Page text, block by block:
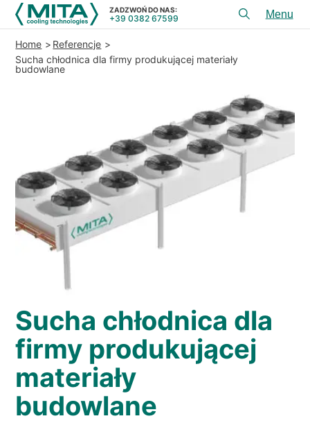
REFERENCJE
WIADOMOŚCI
KIM JESTEŚMY
ZRÓWNOWAŻONEGO
ARTYKUŁY TECHNICZNE
ZADZWOŃ DO NAS:
+39 0382 67599
menu
PRODUKTY
ZASOBY
KONTAKT
ZADZWOŃ DO NAS: +39 0382 67599
Home
Referencje
Sucha chłodnica dla firmy produkującej materiały
budowlane
Sucha chłodnica dla
firmy produkującej
materiały
budowlane